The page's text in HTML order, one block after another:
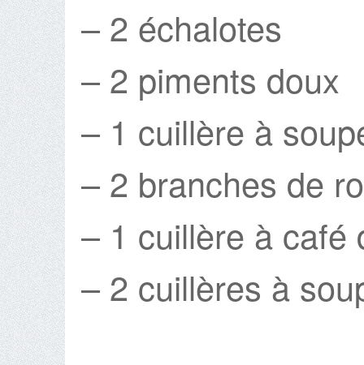
– 2 échalotes
– 2 piments doux
– 1 cuillère à
– 2 branches de
– 1 cuillère à café
– 2 cuillères à